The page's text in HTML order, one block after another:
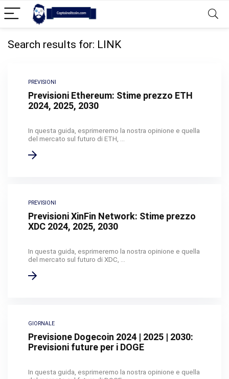
Search results for: LINK
PREVISIONI
Previsioni Ethereum: Stime prezzo ETH
2024, 2025, 2030
In questa guida, esprimeremo la nostra opinione e quella
del mercato sul futuro di ETH, ...
PREVISIONI
Previsioni XinFin Network: Stime prezzo
XDC 2024, 2025, 2030
In questa guida, esprimeremo la nostra opinione e quella
del mercato sul futuro di XDC, ...
GIORNALE
Previsione Dogecoin 2024 | 2025 | 2030:
Previsioni future per i DOGE
In questa guida, esprimeremo la nostra opinione e quella